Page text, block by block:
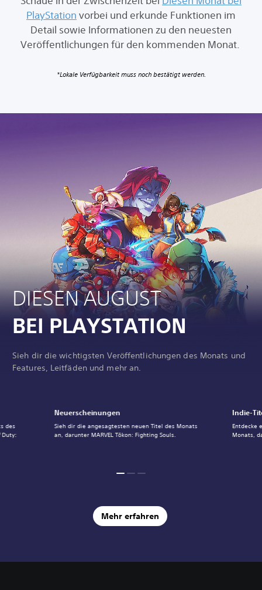
PlayStation vorbei und erkunde Funktionen im
Detail sowie Informationen zu den neuesten
Veröffentlichungen für den kommenden Monat.
*Lokale Verfügbarkeit muss noch bestätigt werden.
DIESEN AUGUST
BEI PLAYSTATION
Sieh dir die wichtigsten Veröffentlichungen des Monats und
Features, Leitfäden und mehr an.
Neuerscheinungen
Sieh dir die angesagtesten neuen Titel des Monats
an, darunter MARVEL Tōkon: Fighting Souls.
Indie-
Entdecke
Monats,
des
Duty:
Mehr erfahren